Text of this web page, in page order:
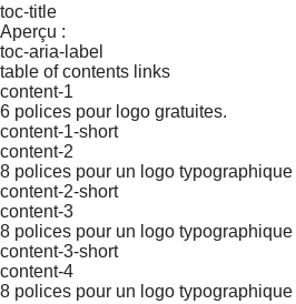
toc-title
Aperçu :
toc-aria-label
table of contents links
content-1
6 polices pour logo gratuites.
content-1-short
content-2
8 polices pour un logo typographique
content-2-short
content-3
8 polices pour un logo typographique
content-3-short
content-4
8 polices pour un logo typographique